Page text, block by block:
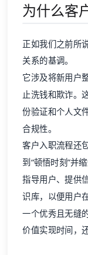
为什么客
正如我们之前所
关系的基调。
它涉及将新用户
止洗钱和欺诈。
份验证和个人文
合规性。
客户入职流程还
到“顿悟时刻”并
指导用户、提供
识库，以便用户
一个优秀且无缝
价值实现时间，